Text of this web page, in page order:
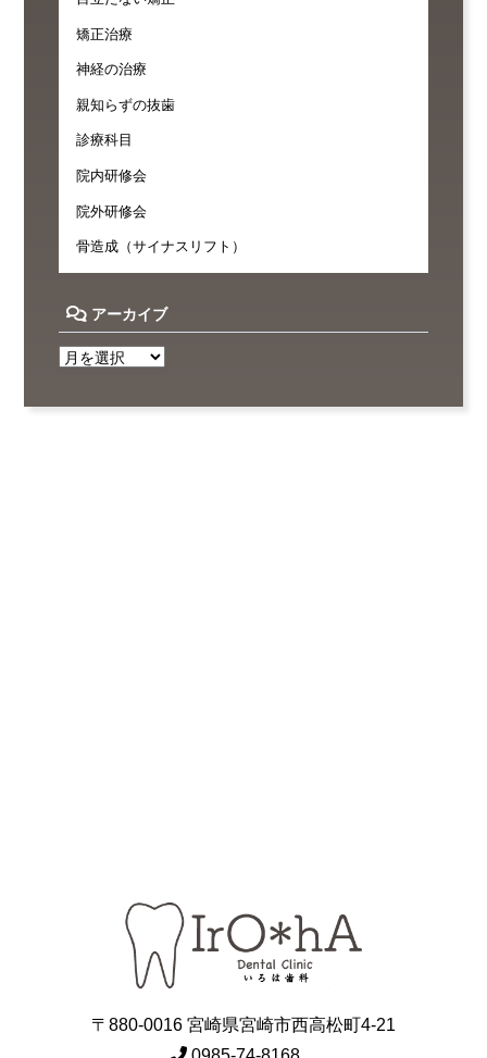
矯正治療
神経の治療
親知らずの抜歯
診療科目
院内研修会
院外研修会
骨造成（サイナスリフト）
アーカイブ
〒880-0016 宮崎県宮崎市西高松町4-21